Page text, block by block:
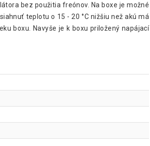
bez použitia freónov. Na boxe je možné
teplotu o 15 - 20 °C nižšiu než akú má
boxu. Navyše je k boxu priložený napájací